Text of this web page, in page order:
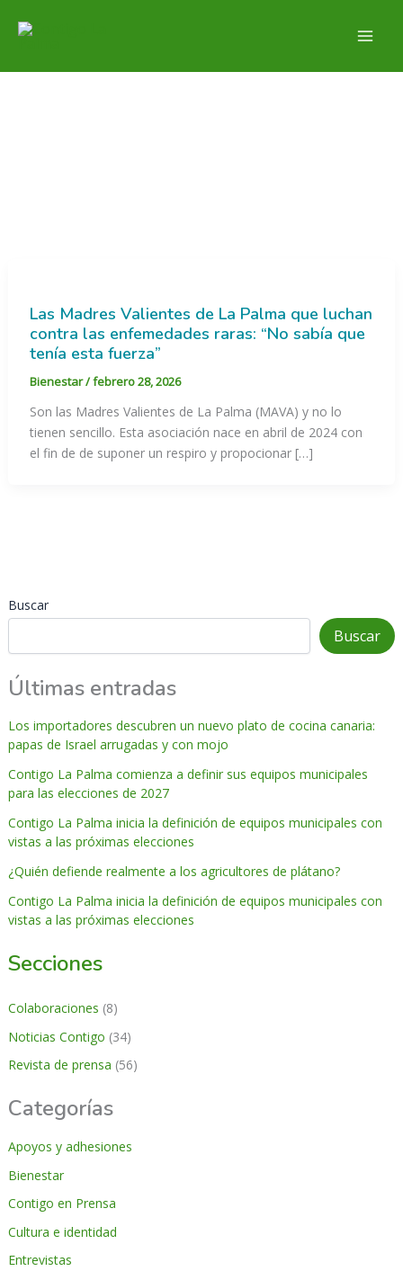
Buscar
Buscar
Últimas entradas
Los importadores descubren un nuevo plato de cocina canaria:
papas de Israel arrugadas y con mojo
Contigo La Palma comienza a definir sus equipos municipales
para las elecciones de 2027
Contigo La Palma inicia la definición de equipos municipales con
vistas a las próximas elecciones
¿Quién defiende realmente a los agricultores de plátano?
Contigo La Palma inicia la definición de equipos municipales con
vistas a las próximas elecciones
Secciones
Colaboraciones (8)
Noticias Contigo (34)
Revista de prensa (56)
Categorías
Apoyos y adhesiones
Bienestar
Contigo en Prensa
Cultura e identidad
Entrevistas
Las Madres Valientes de La Palma que luchan
contra las enfemedades raras: “No sabía que
tenía esta fuerza”
Bienestar/febrero 28, 2026
Son las Madres Valientes de La Palma (MAVA) y no lo
tienen sencillo. Esta asociación nace en abril de 2024 con
el fin de de suponer un respiro y propocionar […]